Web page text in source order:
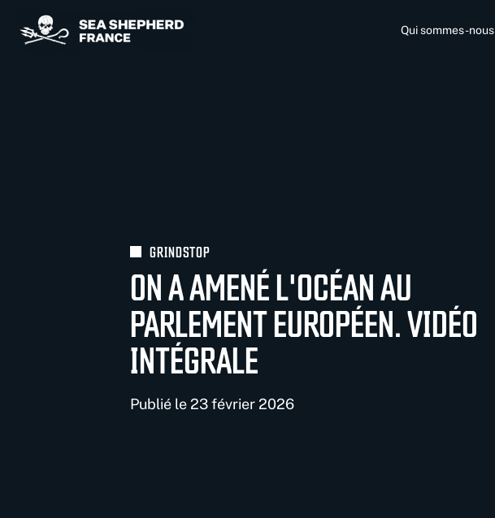
Qui sommes-nous
GRINDSTOP
ON A AMENÉ L'OCÉAN AU
PARLEMENT EUROPÉEN. VIDÉO
INTÉGRALE
Publié le 23 février 2026